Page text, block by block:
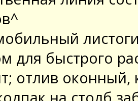
для быстрого
отлив